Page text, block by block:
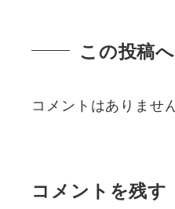
この投稿
コメントはありません
コメントを残す